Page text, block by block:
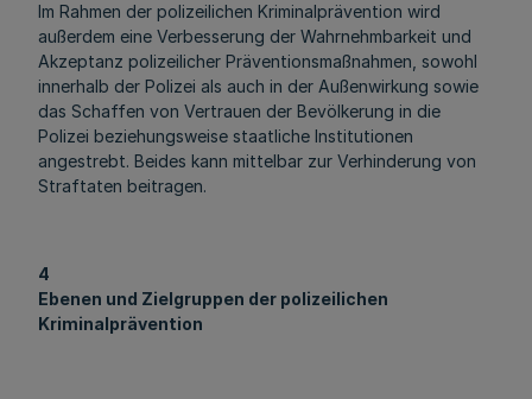
Im Rahmen der polizeilichen Kriminalprävention wird
außerdem eine Verbesserung der Wahrnehmbarkeit und
Akzeptanz polizeilicher Präventionsmaßnahmen, sowohl
innerhalb der Polizei als auch in der Außenwirkung sowie
das Schaffen von Vertrauen der Bevölkerung in die
Polizei beziehungsweise staatliche Institutionen
angestrebt. Beides kann mittelbar zur Verhinderung von
Straftaten beitragen.
4
Ebenen und Zielgruppen der polizeilichen
Kriminalprävention